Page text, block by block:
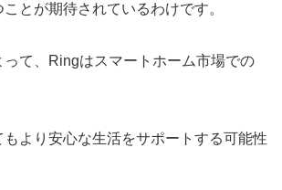
とが期待されているわけです。
って、Ringはスマートホーム市場での
より安心な生活をサポートする可能性